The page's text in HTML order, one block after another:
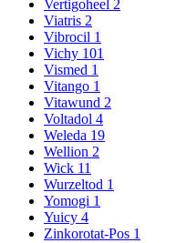
Vertigoheel 2
Viatris 2
Vibrocil 1
Vichy 101
Vismed 1
Vitango 1
Vitawund 2
Voltadol 4
Weleda 19
Wellion 2
Wick 11
Wurzeltod 1
Yomogi 1
Yuicy 4
Zinkorotat-Pos 1